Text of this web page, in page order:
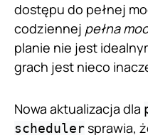
dostępu do pełnej
codziennej pełna moc
planie nie jest
grach jest nieco
Nowa aktualizacja dla
schedulersprawia,